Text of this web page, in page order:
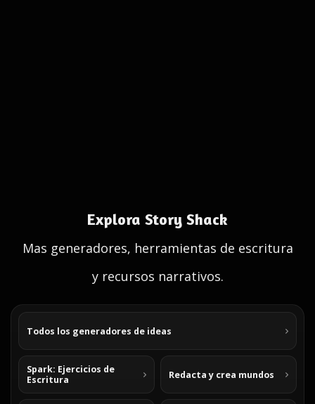
Explora Story Shack
Mas generadores, herramientas de escritura
y recursos narrativos.
Todos los generadores de ideas
Spark: Ejercicios de
Escritura
Redacta y crea mundos